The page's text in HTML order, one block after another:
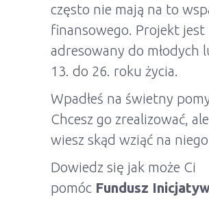
często nie mają na to
finansowego. Projekt jest
adresowany do młodych
13. do 26. roku życia.
Wpadłeś na świetny
Chcesz go zrealizować,
wiesz skąd wziąć na niego
Dowiedz się jak może Ci
pomóc Fundusz